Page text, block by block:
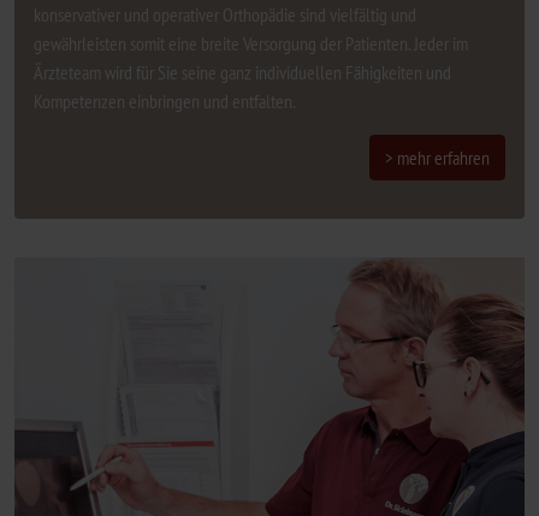
konservativer und operativer Orthopädie sind vielfältig und
gewährleisten somit eine breite Versorgung der Patienten. Jeder im
Ärzteteam wird für Sie seine ganz individuellen Fähigkeiten und
Kompetenzen einbringen und entfalten.
> mehr erfahren